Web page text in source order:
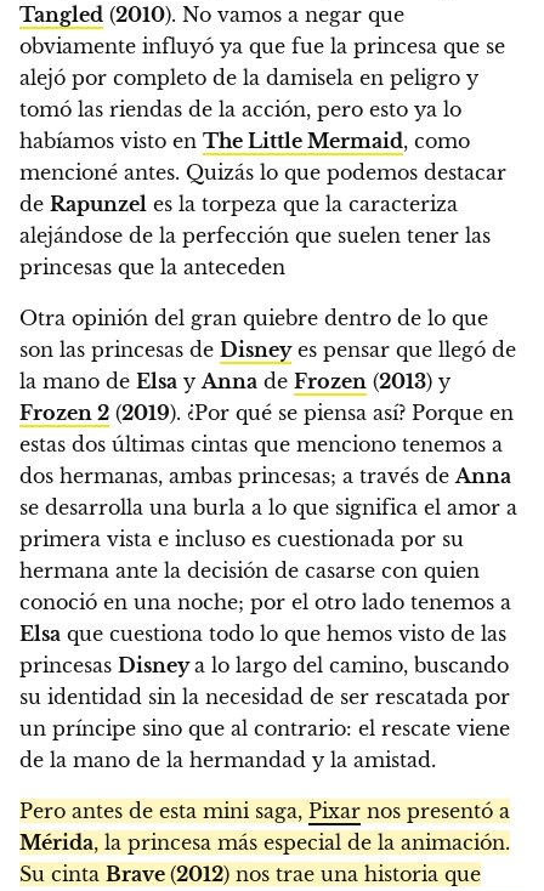
Tangled (2010). No vamos a negar que
obviamente influyó ya que fue la princesa que se
alejó por completo de la damisela en peligro y
tomó las riendas de la acción, pero esto ya lo
habíamos visto en The Little Mermaid, como
mencioné antes. Quizás lo que podemos destacar
de Rapunzel es la torpeza que la caracteriza
alejándose de la perfección que suelen tener las
princesas que la anteceden
Otra opinión del gran quiebre dentro de lo que
son las princesas de Disneyes pensar que llegó de
la mano de Elsa y Anna de Frozen (2013) y
Frozen 2 (2019). ¿Por qué se piensa así? Porque en
estas dos últimas cintas que menciono tenemos a
dos hermanas, ambas princesas; a través de Anna
se desarrolla una burla a lo que significa el amor a
primera vista e incluso es cuestionada por su
hermana ante la decisión de casarse con quien
conoció en una noche; por el otro lado tenemos a
Elsa que cuestiona todo lo que hemos visto de las
princesas Disneya lo largo del camino, buscando
su identidad sin la necesidad de ser rescatada por
un príncipe sino que al contrario: el rescate viene
de la mano de la hermandad y la amistad.
Pero antes de esta mini saga, Pixar nos presentó a
Mérida, la princesa más especial de la animación.
Su cinta Brave (2012) nos trae una historia que